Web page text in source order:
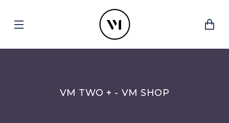
VM TWO + - VM SHOP